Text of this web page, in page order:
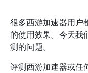
很多西游加速器用户
的使用效果。今天我
测的问题。
评测西游加速器或任